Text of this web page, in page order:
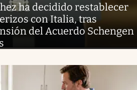
ha decidido restablecer
con Italia, tras
del Acuerdo Schengen